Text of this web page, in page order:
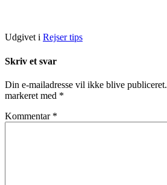
Udgivet i Rejser tips
Skriv et svar
Din e-mailadresse vil ikke blive publiceret.
markeret med *
Kommentar *